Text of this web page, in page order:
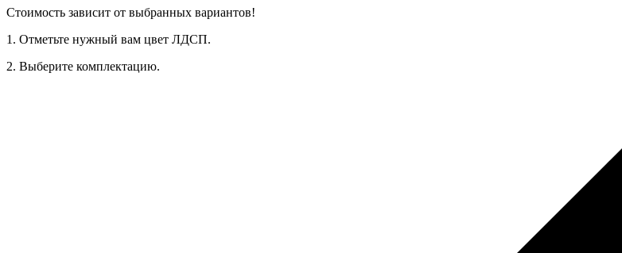
Стоимость зависит от выбранных вариантов!
1. Oтметьте нужный вам цвет ЛДСП.
2. Выберите комплектацию.